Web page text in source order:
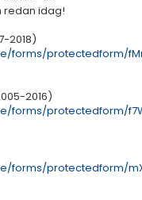
redan idag!
2018)
forms/protectedform/
2016)
forms/protectedform/
forms/protectedform/